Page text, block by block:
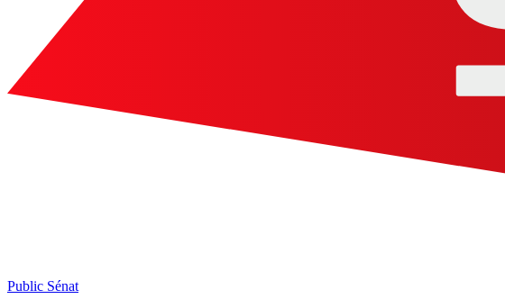
Public Sénat